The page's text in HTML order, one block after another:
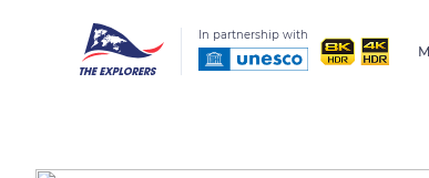
In partnership with